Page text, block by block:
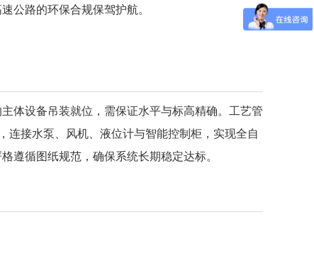
公路的环保合规保驾护航。
体设备吊装就位，需保证水平与标高精确。工艺管
连接水泵、风机、液位计与智能控制柜，实现全自
遵循图纸规范，确保系统长期稳定达标。